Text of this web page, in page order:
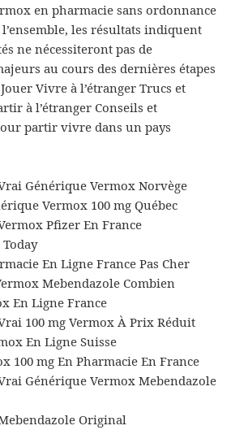
en pharmacie sans ordonnance
les résultats indiquent
ne nécessiteront pas de
au cours des dernières étapes
Vivre à l’étranger Trucs et
à l’étranger Conseils et
partir vivre dans un pays
Générique Vermox Norvège
Vermox 100 mg Québec
Pfizer En France
En Ligne France Pas Cher
Mebendazole Combien
En Ligne France
100 mg Vermox À Prix Réduit
En Ligne Suisse
100 mg En Pharmacie En France
Générique Vermox Mebendazole
Original